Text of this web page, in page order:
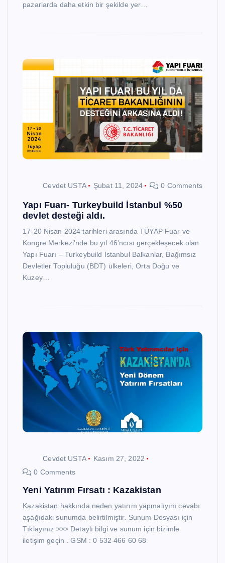
pazarlarda daha etkin bir şekilde yer…
Cevdet USTA Şubat 11, 2024 0 Comments
Yapı Fuarı- Turkeybuild İstanbul %50
devlet desteği aldı.
17-20 Nisan 2024 tarihleri arasında TÜYAP Fuar ve
Kongre Merkezi’nde bu yıl 46’ncısı gerçekleşecek olan
Yapı Fuarı – Turkeybuild İstanbul Balkanlar, Bağımsız
Devletler Topluluğu (BDT) ülkeleri, Orta Doğu ve
Kuzey…
Cevdet USTA
Kasım 27, 2022
0 Comments
Yeni Yatırım Fırsatı : Kazakistan
Kazakistan hakkında neden yatırım yapmalıyım cevabı
aşağıdaki sunumda belirtilmiştir. Sunum Dosyası için
Tıklayınız >>> Detaylı bilgi ve sunum için bizimle
iletişim geçin . GSM : 0 532 466 60 68